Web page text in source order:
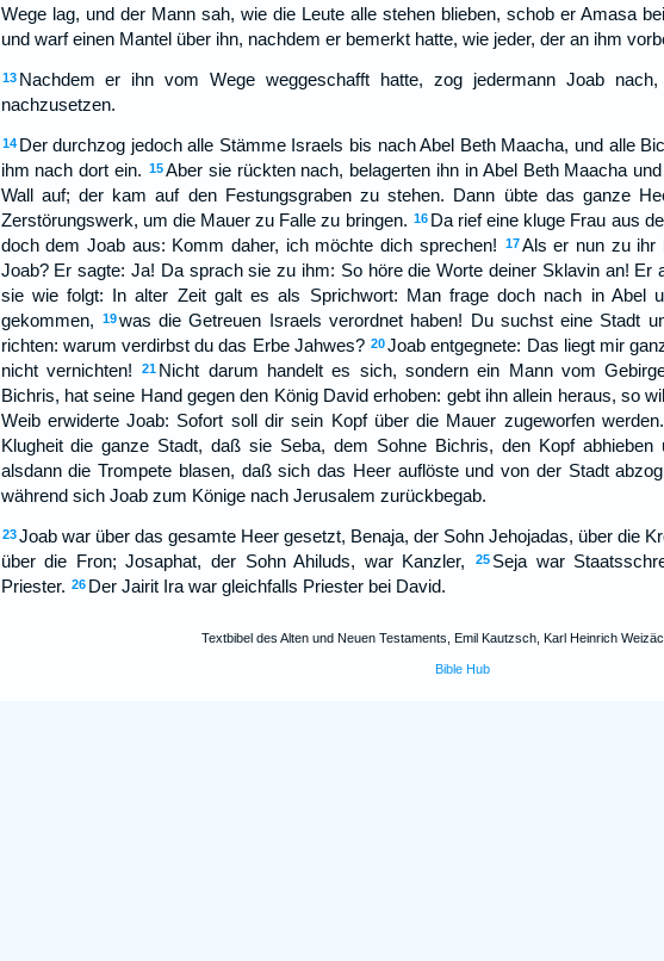
Wege lag, und der Mann sah, wie die Leute alle stehen blieben, schob er Amasa
und warf einen Mantel über ihn, nachdem er bemerkt hatte, wie jeder, der an ihm
13 Nachdem er ihn vom Wege weggeschafft hatte, zog jedermann Joab
nachzusetzen.
14 Der durchzog jedoch alle Stämme Israels bis nach Abel Beth Maacha, und alle
ihm nach dort ein. 15Aber sie rückten nach, belagerten ihn in Abel Beth Maacha
Wall auf; der kam auf den Festungsgraben zu stehen. Dann übte das ganze
Zerstörungswerk, um die Mauer zu Falle zu bringen. 16 Da rief eine kluge Frau aus
doch dem Joab aus: Komm daher, ich möchte dich sprechen!
17 Als er nun zu ihr
Joab? Er sagte: Ja! Da sprach sie zu ihm: So höre die Worte deiner Sklavin an! Er
sie wie folgt: In alter Zeit galt es als Sprichwort: Man frage doch nach in Abel
gekommen,
19was die Getreuen Israels verordnet haben! Du suchst eine Stadt
richten: warum verdirbst du das Erbe Jahwes? 20Joab entgegnete: Das liegt mir
nicht vernichten!
21 Nicht darum handelt es sich, sondern ein Mann vom
Bichris, hat seine Hand gegen den König David erhoben: gebt ihn allein heraus, so
Weib erwiderte Joab: Sofort soll dir sein Kopf über die Mauer zugeworfen werden.
Klugheit die ganze Stadt, daß sie Seba, dem Sohne Bichris, den Kopf
alsdann die Trompete blasen, daß sich das Heer auflöste und von der Stadt
während sich Joab zum Könige nach Jerusalem zurückbegab.
23 Joab war über das gesamte Heer gesetzt, Benaja, der Sohn Jehojadas, über die
über die Fron; Josaphat, der Sohn Ahiluds, war Kanzler,
25 Seja war
Priester. 26 Der Jairit Ira war gleichfalls Priester bei David.
Textbibel des Alten und Neuen Testaments, Emil Kautzsch, Karl Heinrich
Bible Hub